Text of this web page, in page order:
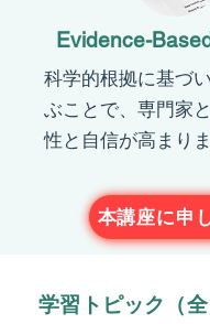
​Evidence-
科学的根拠に基づ
ぶことで、専門家
性と自信が高まりま
本講座に申
学習トピック（